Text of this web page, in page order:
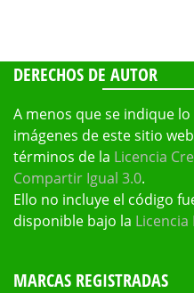
DERECHOS DE AUTOR
A menos que se indique
imágenes de este sitio
términos de la Licencia
Compartir Igual 3.0.
Ello no incluye el código
disponible bajo la Licencia
MARCAS REGISTRADAS